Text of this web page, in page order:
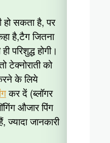
सकता है, पर
है,टैग जितना
परिशुद्ध होगी।
टेक्नोराती को
के लिये
कर दें (ब्लॉगर
औजार पिंग
जानकारी